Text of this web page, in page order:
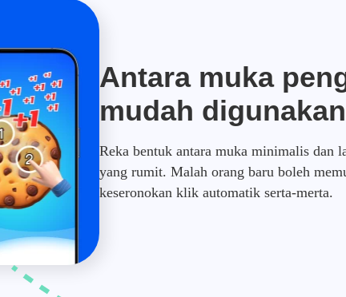
Antara muka
mudah digunakan
Reka bentuk antara muka minimalis dan
yang rumit. Malah orang baru boleh
keseronokan klik automatik serta-merta.